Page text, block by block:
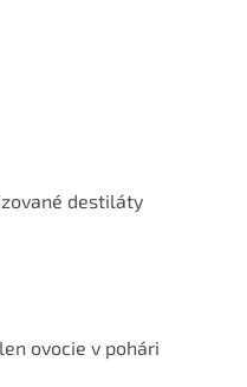
destiláty
ovocie v pohári